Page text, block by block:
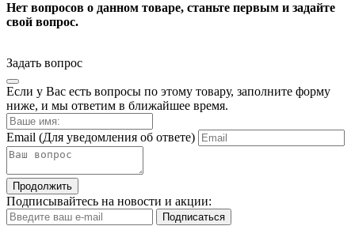
Нет вопросов о данном товаре, станьте первым и задайте
свой вопрос.
Задать вопрос
Если у Вас есть вопросы по этому товару, заполните форму
ниже, и мы ответим в ближайшее время.
Email (Для уведомления об ответе)
Продолжить
Подписывайтесь на новости и акции:
Подписаться